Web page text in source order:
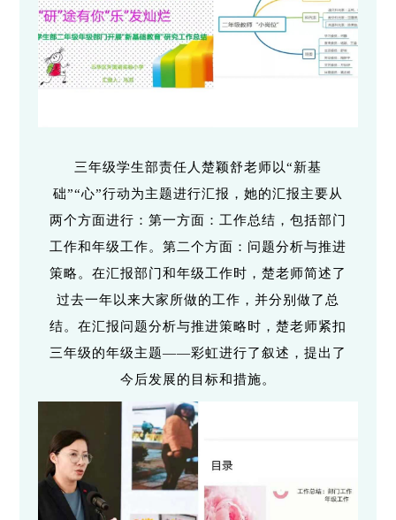
三年级学生部责任人楚颖舒老师以“新基
础”“心”行动为主题进行汇报，她的汇报主要从
两个方面进行：第一方面：工作总结，包括部门
工作和年级工作。第二个方面：问题分析与推进
策略。在汇报部门和年级工作时，楚老师简述了
过去一年以来大家所做的工作，并分别做了总
结。在汇报问题分析与推进策略时，楚老师紧扣
三年级的年级主题——彩虹进行了叙述，提出了
今后发展的目标和措施。